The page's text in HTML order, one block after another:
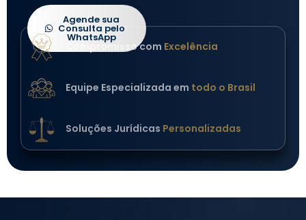
Agende sua
Consulta pelo
WhatsApp
Compromisso com Excelência
Equipe Especializada em todo o Brasil
Soluções Jurídicas Personalizadas